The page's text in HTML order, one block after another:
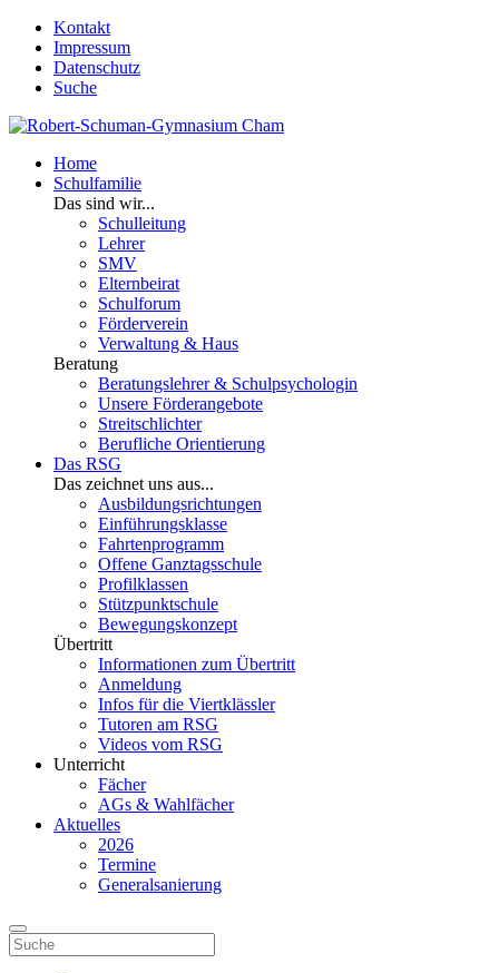
Kontakt
Impressum
Datenschutz
Suche
Home
Schulfamilie
Das sind wir...
Schulleitung
Lehrer
SMV
Elternbeirat
Schulforum
Förderverein
Verwaltung & Haus
Beratung
Beratungslehrer & Schulpsychologin
Unsere Förderangebote
Streitschlichter
Berufliche Orientierung
Das RSG
Das zeichnet uns aus...
Ausbildungsrichtungen
Einführungsklasse
Fahrtenprogramm
Offene Ganztagsschule
Profilklassen
Stützpunktschule
Bewegungskonzept
Übertritt
Informationen zum Übertritt
Anmeldung
Infos für die Viertklässler
Tutoren am RSG
Videos vom RSG
Unterricht
Fächer
AGs & Wahlfächer
Aktuelles
2026
Termine
Generalsanierung